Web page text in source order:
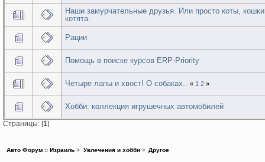
Наши замурчательные друзья. Или просто коты,
котята.
Рации
Помощь в поиске курсов ERP-Priority
Четыре лапы и хвост! О собаках.. « 1 2 »
Хобби: коллекция игрушечных автомобилей
Страницы: [1]
Авто Форум :: Израиль > Увлечения и хобби> Другое